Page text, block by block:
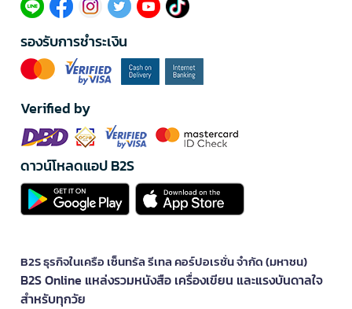
รองรับการชำระเงิน
Verified by
ดาวน์โหลดแอป B2S
B2S ธุรกิจในเครือ เซ็นทรัล รีเทล คอร์ปอเรชั่น จำกัด (มหาชน)
B2S Online แหล่งรวมหนังสือ เครื่องเขียน และแรงบันดาลใจ
สำหรับทุกวัย